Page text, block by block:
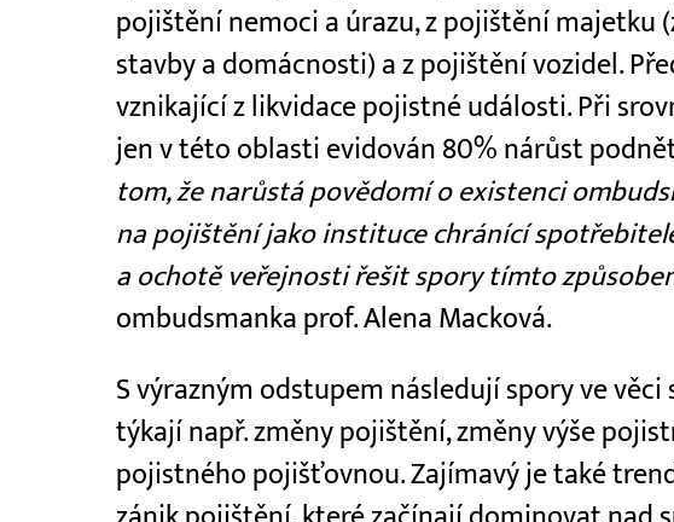
pojištění nemoci a úrazu, z pojištění majetku
stavby a domácnosti) a z pojištění vozidel.
vznikající z likvidace pojistné události. Při
jen v této oblasti evidován 80% nárůst
tom, že narůstá povědomí o existenci
na pojištění jako instituce chránící
a ochotě veřejnosti řešit spory tímto
ombudsmanka prof. Alena Macková.
S výrazným odstupem následují spory ve
týkají např. změny pojištění, změny výše
pojistného pojišťovnou. Zajímavý je také